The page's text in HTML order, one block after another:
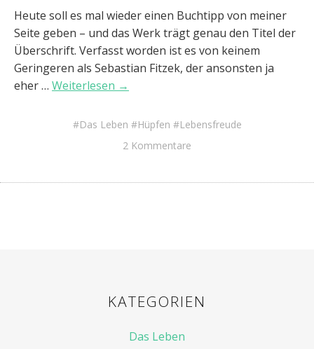
Heute soll es mal wieder einen Buchtipp von meiner
Seite geben – und das Werk trägt genau den Titel der
Überschrift. Verfasst worden ist es von keinem
Geringeren als Sebastian Fitzek, der ansonsten ja
eher … Weiterlesen →
Das Leben Hüpfen
Lebensfreude
2 Kommentare
KATEGORIEN
Das Leben